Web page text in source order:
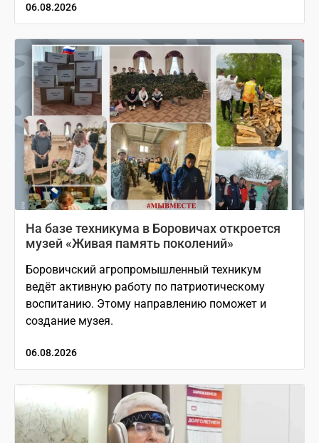
06.08.2026
На базе техникума в Боровичах откроется
музей «Живая память поколений»
Боровичский агропромышленный техникум
ведёт активную работу по патриотическому
воспитанию. Этому направлению поможет и
создание музея.
06.08.2026